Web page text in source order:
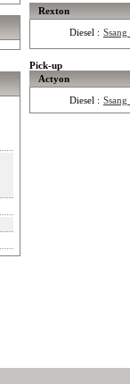
Rexton
Diesel :
Pick-up
Actyon
Diesel :